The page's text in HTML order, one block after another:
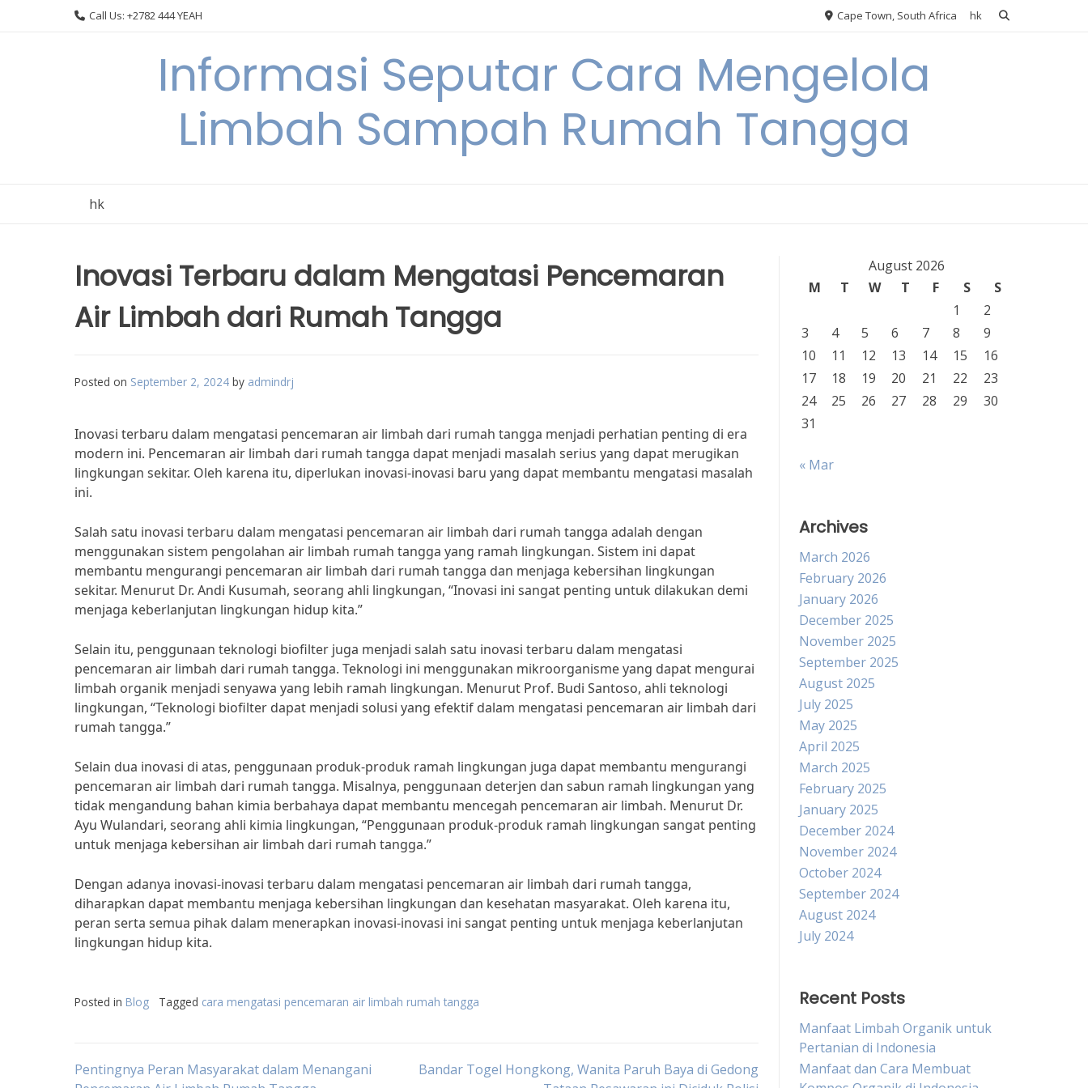
Call Us: +2782 444 YEAH Cape Town, South Africa hk
Informasi Seputar Cara Mengelola
Limbah Sampah Rumah Tangga
hk
Inovasi Terbaru dalam Mengatasi Pencemaran
Air Limbah dari Rumah Tangga
Posted on September 2, 2024 by admindrj
Inovasi terbaru dalam mengatasi pencemaran air limbah dari rumah tangga menjadi perhatian penting di era
modern ini. Pencemaran air limbah dari rumah tangga dapat menjadi masalah serius yang dapat merugikan
lingkungan sekitar. Oleh karena itu, diperlukan inovasi-inovasi baru yang dapat membantu mengatasi masalah
ini.
Salah satu inovasi terbaru dalam mengatasi pencemaran air limbah dari rumah tangga adalah dengan
menggunakan sistem pengolahan air limbah rumah tangga yang ramah lingkungan. Sistem ini dapat
membantu mengurangi pencemaran air limbah dari rumah tangga dan menjaga kebersihan lingkungan
sekitar. Menurut Dr. Andi Kusumah, seorang ahli lingkungan, “Inovasi ini sangat penting untuk dilakukan demi
menjaga keberlanjutan lingkungan hidup kita.”
Selain itu, penggunaan teknologi biofilter juga menjadi salah satu inovasi terbaru dalam mengatasi
pencemaran air limbah dari rumah tangga. Teknologi ini menggunakan mikroorganisme yang dapat mengurai
limbah organik menjadi senyawa yang lebih ramah lingkungan. Menurut Prof. Budi Santoso, ahli teknologi
lingkungan, “Teknologi biofilter dapat menjadi solusi yang efektif dalam mengatasi pencemaran air limbah dari
rumah tangga.”
Selain dua inovasi di atas, penggunaan produk-produk ramah lingkungan juga dapat membantu mengurangi
pencemaran air limbah dari rumah tangga. Misalnya, penggunaan deterjen dan sabun ramah lingkungan yang
tidak mengandung bahan kimia berbahaya dapat membantu mencegah pencemaran air limbah. Menurut Dr.
Ayu Wulandari, seorang ahli kimia lingkungan, “Penggunaan produk-produk ramah lingkungan sangat penting
untuk menjaga kebersihan air limbah dari rumah tangga.”
Dengan adanya inovasi-inovasi terbaru dalam mengatasi pencemaran air limbah dari rumah tangga,
diharapkan dapat membantu menjaga kebersihan lingkungan dan kesehatan masyarakat. Oleh karena itu,
peran serta semua pihak dalam menerapkan inovasi-inovasi ini sangat penting untuk menjaga keberlanjutan
lingkungan hidup kita.
Posted in Blog Tagged cara mengatasi pencemaran air limbah rumah tangga
Post
Pentingnya Peran Masyarakat dalam Menangani
Bandar Togel Hongkong, Wanita Paruh Baya di Gedong
August 2026
M
T W T F S
S
1
2
3
4 5 6 7 8
9
10
11 12 13 14 15
16
17
18 19 20 21 22
23
24
25 26 27 28 29
30
31
« Mar
Archives
March 2026
February 2026
January 2026
December 2025
November 2025
September 2025
August 2025
July 2025
May 2025
April 2025
March 2025
February 2025
January 2025
December 2024
November 2024
October 2024
September 2024
August 2024
July 2024
Recent Posts
Manfaat Limbah Organik untuk
Pertanian di Indonesia
Manfaat dan Cara Membuat